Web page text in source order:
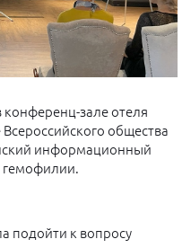
конференц-зале отеля
общества
информационный
гемофилии.
подойти к вопросу